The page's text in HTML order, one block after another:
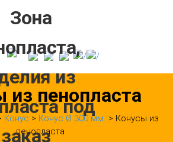
из пенопласта
Конус > Конус Ø 300 мм. > Конусы из
пенопласта